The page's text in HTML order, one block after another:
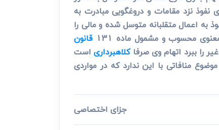
نزد مقامات و دروغگویی مبادرت به
اعمال متقلبانه متوسل شده و مالی را
محسوب و مشمول ماده 131
قانون
را ببرد اتهام وی صرفاکلاهبرداریاست
منافاتی با این ندارد که در مواردی
جزای اختصاصی